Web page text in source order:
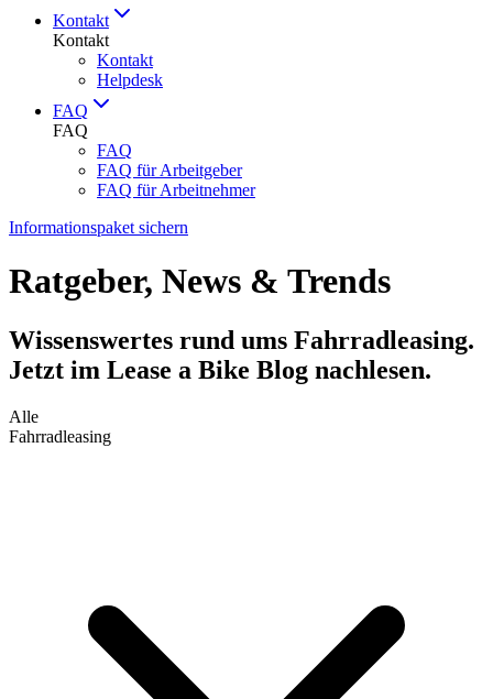
Kontakt
Kontakt
Kontakt
Helpdesk
FAQ
FAQ
FAQ
FAQ für Arbeitgeber
FAQ für Arbeitnehmer
Informationspaket sichern
Ratgeber, News & Trends
Wissenswertes rund ums Fahrradleasing.
Jetzt im Lease a Bike Blog nachlesen.
Alle
Fahrradleasing